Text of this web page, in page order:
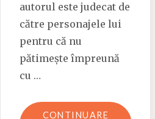
autorul este judecat de
către personajele lui
pentru că nu
pătimește împreună
cu …
CONTINUARE "MATEI